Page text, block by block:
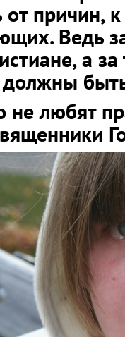
от причин,
Ведь
а
должны
не любят